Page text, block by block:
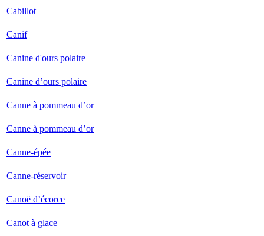
Cabillot
Canif
Canine d'ours polaire
Canine d’ours polaire
Canne à pommeau d’or
Canne à pommeau d’or
Canne-épée
Canne-réservoir
Canoë d’écorce
Canot à glace